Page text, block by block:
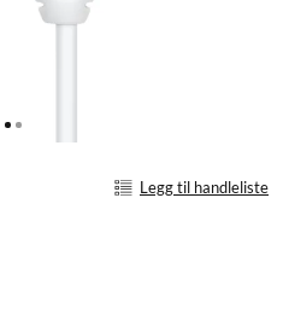
Legg til handleliste